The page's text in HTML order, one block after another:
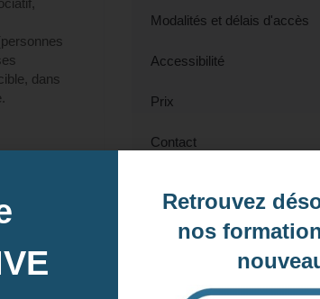
dans
Modalités et délais d'accès
Accessibilité
Prix
Contact
Contactez-nous pour en savoir plus
Retrouvez
nos